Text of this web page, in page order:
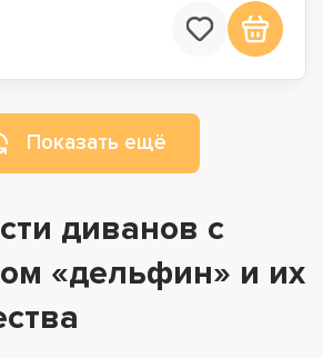
Показать ещё
диванов с
«дельфин» и их